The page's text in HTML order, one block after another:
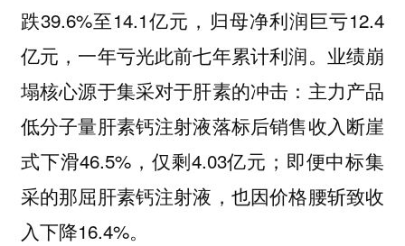
跌39.6%至14.1亿元，归母净利润巨亏12.4
亿元，一年亏光此前七年累计利润。业绩崩
塌核心源于集采对于肝素的冲击：主力产品
低分子量肝素钙注射液落标后销售收入断崖
式下滑46.5%，仅剩4.03亿元；即便中标集
采的那屈肝素钙注射液，也因价格腰斩致收
入下降16.4%。